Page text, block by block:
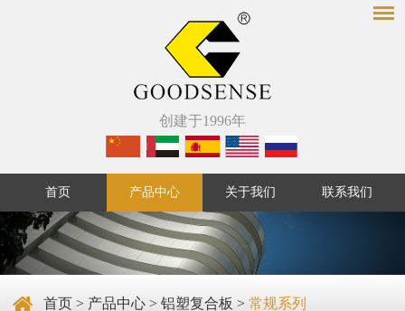
创建于1996年
首页 产品中心 关于我们 联系我们
首页 > 产品中心 >铝塑复合板 >常规系列